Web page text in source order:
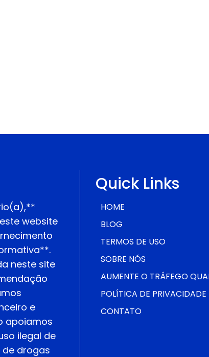
website
neste site
e
apoiamos
ilegal de
drogas
Quick Links
HOME
BLOG
TERMOS DE USO
SOBRE NÓS
AUMENTE O TRÁFEGO
POLÍTICA DE PRIVACIDADE
CONTATO